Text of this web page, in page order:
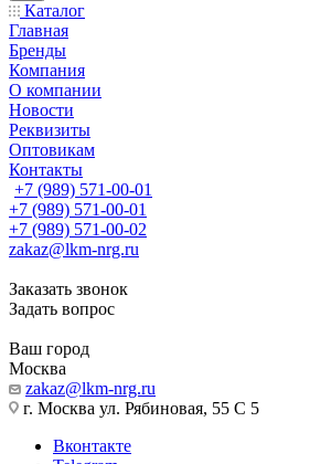
Каталог
Главная
Бренды
Компания
О компании
Новости
Реквизиты
Оптовикам
Контакты
+7 (989) 571-00-01
+7 (989) 571-00-01
+7 (989) 571-00-02
zakaz@lkm-nrg.ru
Заказать звонок
Задать вопрос
Ваш город
Москва
zakaz@lkm-nrg.ru
г. Москва ул. Рябиновая, 55 С 5
Вконтакте